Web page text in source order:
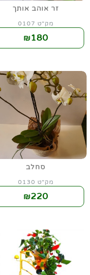
זר אוהב אותך
מק"ט 0107
₪180
סחלב
מק"ט 0130
₪220